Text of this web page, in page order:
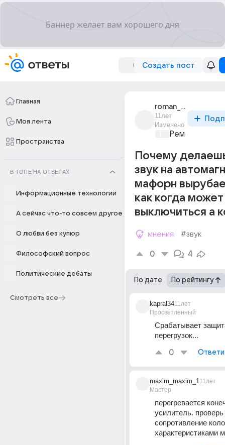
Создать пост
Главная
Моя лента
Пространства
В ТОПЕ НА ОТВЕТАХ
Информационные технологии
А сейчас что-то совсем другое
О любви без купюр
Философский вопрос
Политические дебаты
Смотреть все
roman_zykin_29
11лет
Изменено
Ремонт и
Почему
звук на
мафорн
как когда может
выключиться а
мнения #звук
0 4
По дате По рейтингу
kapral34
Просветленный
11лет
Срабатывает
перегрузок...
0
maxim_maxim_1
Мастер
11лет
перегревается
усилитель. проверь
сопротивление
характеристиками